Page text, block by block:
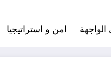
امن و استراتيجيا